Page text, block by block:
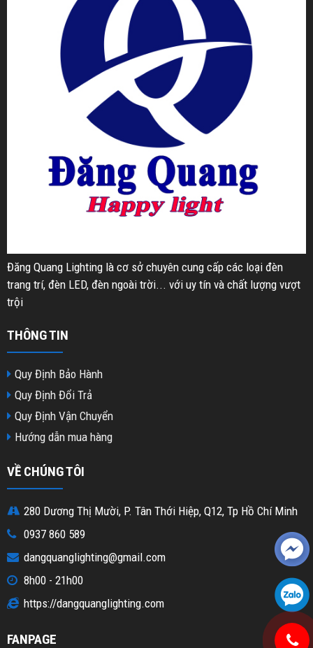
Đăng Quang Lighting là cơ sở chuyên cung cấp các loại đèn
trang trí, đèn LED, đèn ngoài trời... với uy tín và chất lượng vượt
trội
THÔNG TIN
Quy Định Bảo Hành
Quy Định Đổi Trả
Quy Định Vận Chuyển
Hướng dẫn mua hàng
VỀ CHÚNG TÔI
280 Dương Thị Mười, P. Tân Thới Hiệp, Q12, Tp Hồ Chí Minh
0937 860 589
dangquanglighting@gmail.com
8h00 - 21h00
https://dangquanglighting.com
FANPAGE